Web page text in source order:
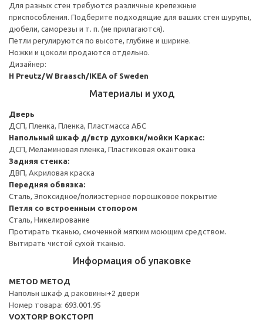
Для разных стен требуются различные крепежные
приспособления. Подберите подходящие для ваших стен шурупы,
дюбели, саморезы и т. п. (не прилагаются).
Петли регулируются по высоте, глубине и ширине.
Ножки и цоколи продаются отдельно.
Дизайнер:
H Preutz/W Braasch/IKEA of Sweden
Материалы и уход
Дверь
ДСП, Пленка, Пленка, Пластмасса АБС
Напольный шкаф д/встр духовки/мойки Каркас:
ДСП, Меламиновая пленка, Пластиковая окантовка
Задняя стенка:
ДВП, Акриловая краска
Передняя обвязка:
Сталь, Эпоксидное/полиэстерное порошковое покрытие
Петля со встроенным стопором
Сталь, Никелирование
Протирать тканью, смоченной мягким моющим средством.
Вытирать чистой сухой тканью.
Информация об упаковке
METOD МЕТОД
Напольн шкаф д раковины+2 двери
Номер товара: 693.001.95
VOXTORP ВОКСТОРП